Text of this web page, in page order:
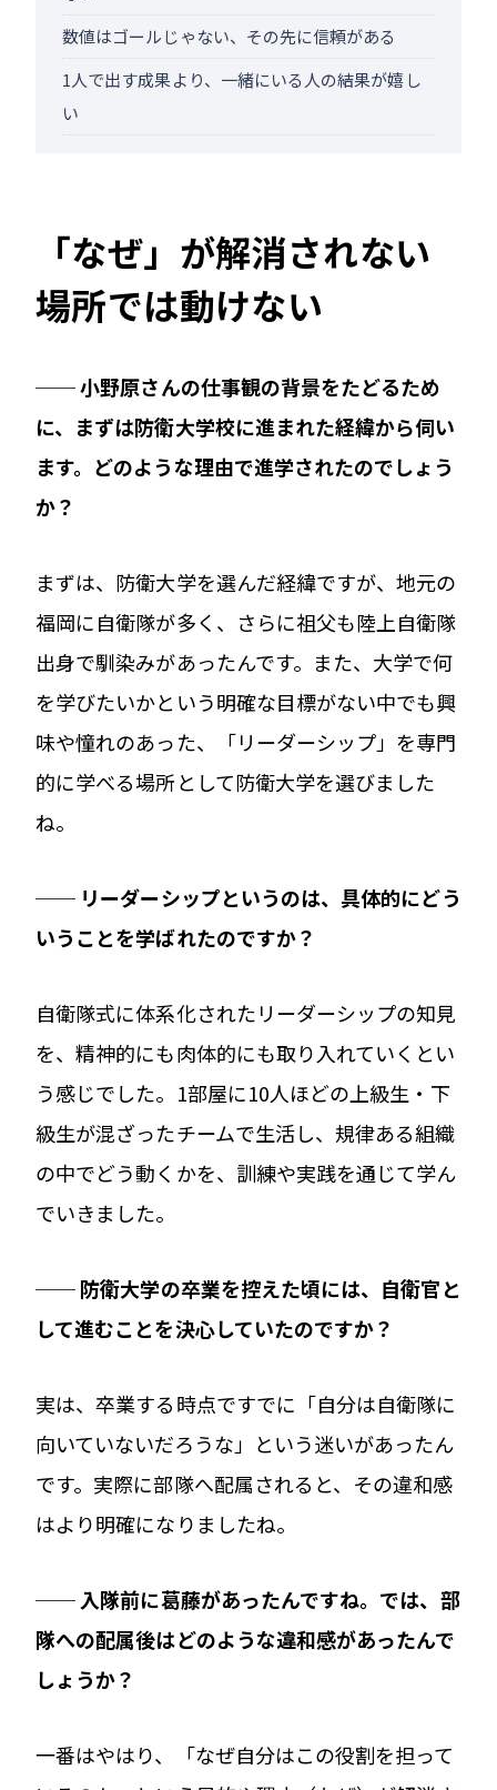
数値はゴールじゃない、その先に信頼がある
1人で出す成果より、一緒にいる人の結果が嬉し
い
「なぜ」が解消されない
場所では動けない
── 小野原さんの仕事観の背景をたどるため
に、まずは防衛大学校に進まれた経緯から伺い
ます。どのような理由で進学されたのでしょう
か？
まずは、防衛大学を選んだ経緯ですが、地元の
福岡に自衛隊が多く、さらに祖父も陸上自衛隊
出身で馴染みがあったんです。また、大学で何
を学びたいかという明確な目標がない中でも興
味や憧れのあった、「リーダーシップ」を専門
的に学べる場所として防衛大学を選びました
ね。
── リーダーシップというのは、具体的にどう
いうことを学ばれたのですか？
自衛隊式に体系化されたリーダーシップの知見
を、精神的にも肉体的にも取り入れていくとい
う感じでした。1部屋に10人ほどの上級生・下
級生が混ざったチームで生活し、規律ある組織
の中でどう動くかを、訓練や実践を通じて学ん
でいきました。
── 防衛大学の卒業を控えた頃には、自衛官と
して進むことを決心していたのですか？
実は、卒業する時点ですでに「自分は自衛隊に
向いていないだろうな」という迷いがあったん
です。実際に部隊へ配属されると、その違和感
はより明確になりましたね。
── 入隊前に葛藤があったんですね。では、部
隊への配属後はどのような違和感があったんで
しょうか？
一番はやはり、「なぜ自分はこの役割を担って